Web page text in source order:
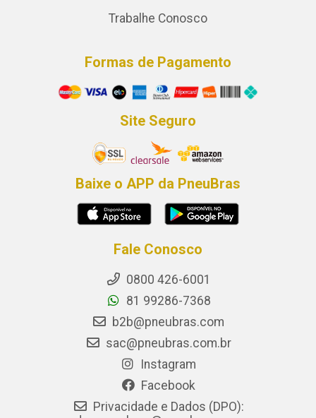
Trabalhe Conosco
Formas de Pagamento
Site Seguro
Baixe o APP da PneuBras
Fale Conosco
0800 426-6001
81 99286-7368
b2b@pneubras.com
sac@pneubras.com.br
Instagram
Facebook
Privacidade e Dados (DPO):